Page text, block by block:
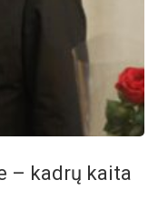
– kadrų kaita